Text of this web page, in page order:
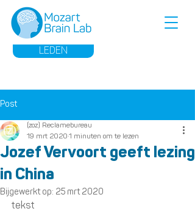
LEDEN
Post
Jozef Vervoort geeft lezing
in China
(zoz) Reclamebureau
19 mrt 2020 1 minuten om te lezen
Bijgewerkt op: 25 mrt 2020
tekst